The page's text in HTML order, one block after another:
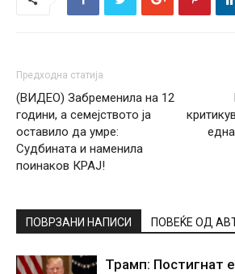
Предходна статија
(ВИДЕО) Забременила на 12
години, а семејството ја
оставило да умре:
Судбината и наменила
поинаков КРАЈ!
ПОВРЗАНИ НАПИСИ ПОВЕЌЕ ОД
Трамп: Постигнат